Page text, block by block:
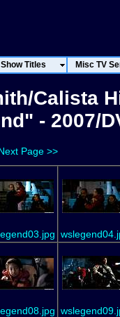
Show Titles Misc TV
Calista
- 2007/
Page >>